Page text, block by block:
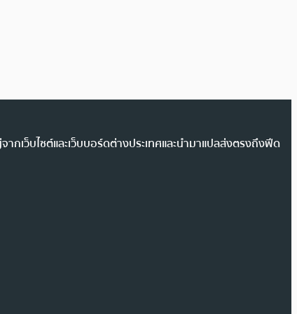
กเว็บไซต์และเว็บบอร์ดต่างประเทศและนำมาแปลส่งตรงถึงฟีด